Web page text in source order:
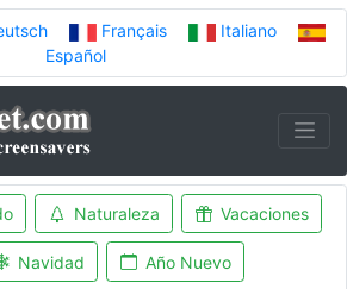
Français
Italiano
Español
Naturaleza Vacaciones
Navidad Año Nuevo